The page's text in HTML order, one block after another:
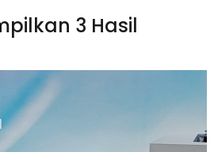
3 Hasil